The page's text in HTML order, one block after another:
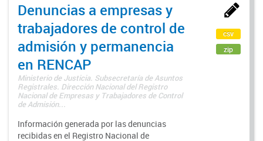
Denuncias a empresas y
trabajadores de control de
admisión y permanencia
en RENCAP
Ministerio de Justicia. Subsecretaría de Asuntos
Registrales. Dirección Nacional del Registro
Nacional de Empresas y Trabajadores de Control
de Admisión...
Información generada por las denuncias
recibidas en el Registro Nacional de
csv
zip